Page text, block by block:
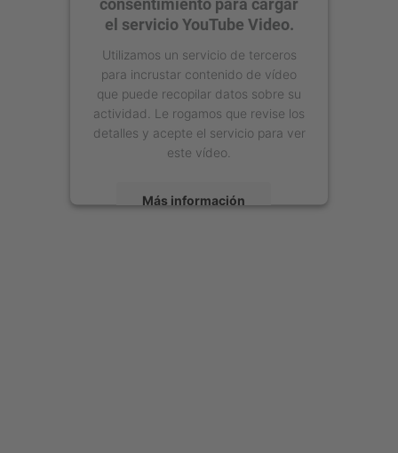
el servicio YouTube Video.
Utilizamos un servicio de terceros
para incrustar contenido de vídeo
que puede recopilar datos sobre su
actividad. Le rogamos que revise los
detalles y acepte el servicio para ver
este vídeo.
Más información